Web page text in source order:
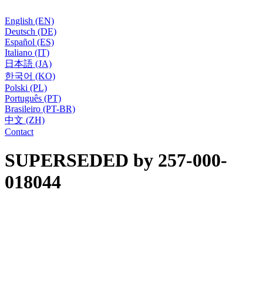
English (EN)
Deutsch (DE)
Español (ES)
Italiano (IT)
日本語 (JA)
한국어 (KO)
Polski (PL)
Português (PT)
Brasileiro (PT-BR)
中文 (ZH)
Contact
SUPERSEDED by 257-000-
018044